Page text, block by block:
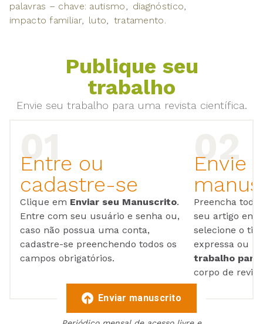
palavras – chave: autismo
diagnóstico
impacto familiar
luto tratamento.
Publique seu
trabalho
Envie seu trabalho para uma revista científica.
Entre ou
cadastre-se
Clique em Enviar seu Manuscrito.
Entre com seu usuário e senha ou,
caso não possua uma conta,
cadastre-se preenchendo todos os
campos obrigatórios.
Envie
Preencha
seu artigo em
selecione o
expressa ou
trabalho para
corpo de
Enviar manuscrito